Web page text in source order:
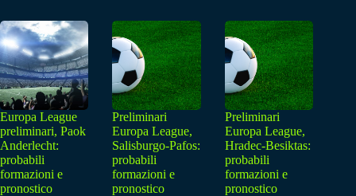
Europa League
preliminari, Paok
Anderlecht:
probabili
formazioni e
pronostico
Preliminari
Europa League,
Salisburgo-Pafos:
probabili
formazioni e
pronostico
Preliminari
Europa League,
Hradec-Besiktas:
probabili
formazioni e
pronostico